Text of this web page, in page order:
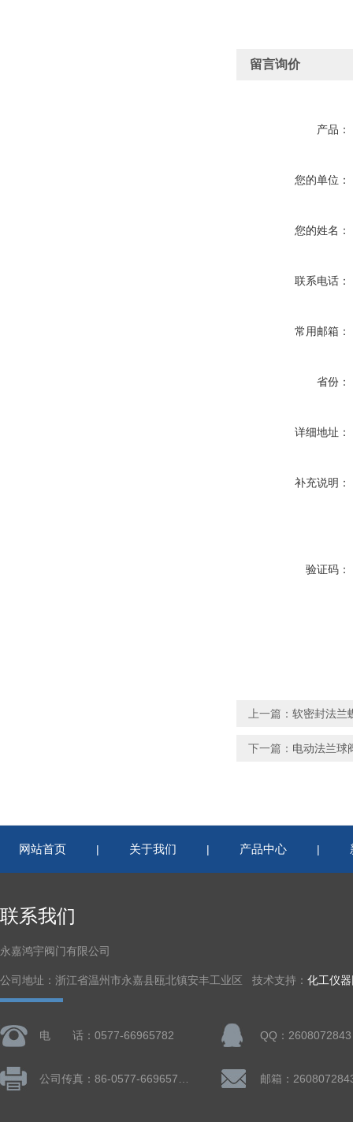
留言询价
产品：
您的单位：
您的姓名：
联系电话：
常用邮箱：
省份：
详细地址：
补充说明：
验证码：
上一篇： 软密封法兰
下一篇： 电动法兰球
网站首页 | 关于我们 | 产品中心 |
联系我们
永嘉鸿宇阀门有限公司
公司地址：浙江省温州市永嘉县瓯北镇安丰工业区 技术支持： 化工仪
电 话：0577-66965782 QQ：2608072843
邮箱：